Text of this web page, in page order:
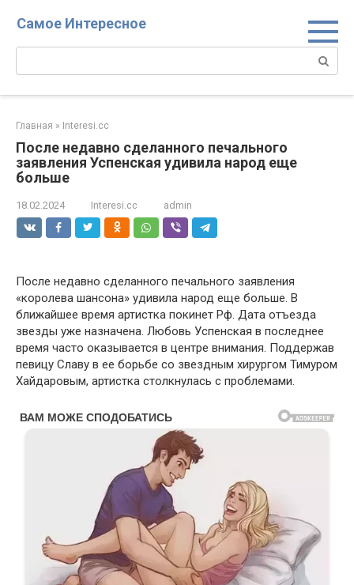
Самое Интересное
Поиск:
Главная » Interesi.cc
После недавно сделанного печального
заявления Успенская удивила народ еще
больше
18.02.2024 Interesi.cc admin
После недавно сделанного печального заявления
«королева шансона» удивила народ еще больше. В
ближайшее время артистка покинет Рф. Дата отъезда
звезды уже назначена. Любовь Успенская в последнее
время часто оказывается в центре внимания. Поддержав
певицу Славу в ее борьбе со звездным хирургом Тимуром
Хайдаровым, артистка столкнулась с проблемами.